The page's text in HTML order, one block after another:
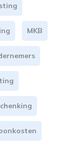
MKB